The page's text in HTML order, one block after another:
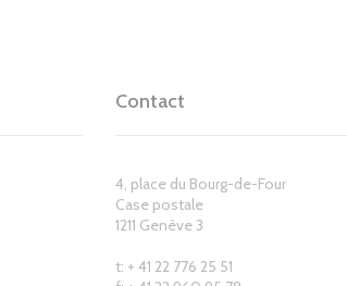
Contact
4, place du Bourg-de-Four
Case postale
1211 Genève 3
t: + 41 22 776 25 51